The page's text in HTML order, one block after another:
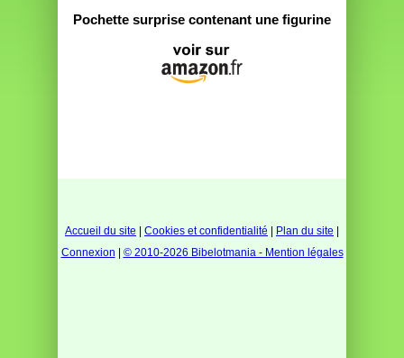
Pochette surprise contenant une figurine
Accueil du site Cookies et confidentialité Plan du site
Connexion
© 2010-2026 Bibelotmania - Mention légales